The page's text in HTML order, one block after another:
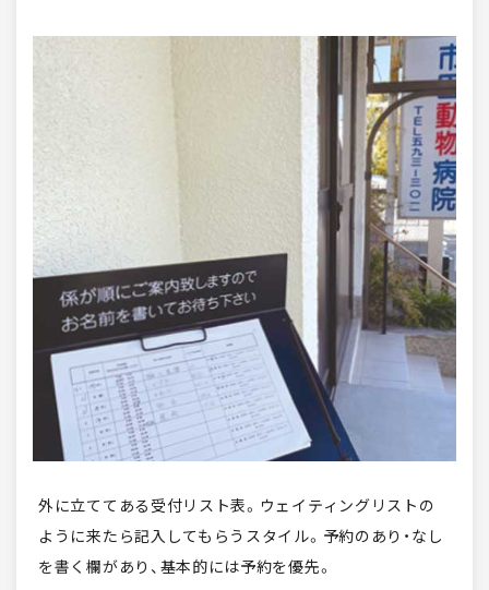
外に立ててある受付リスト表。ウェイティングリストの
ように来たら記入してもらうスタイル。予約のあり・なし
を書く欄があり、基本的には予約を優先。